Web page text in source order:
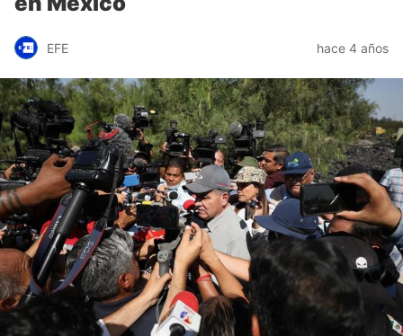
EFE hace 4 años